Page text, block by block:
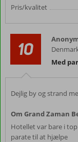
Pris/kvalitet
10
Med
Dejlig by og strand
Om Grand Zaman
Hotellet var bare i
parate til at hjælpe